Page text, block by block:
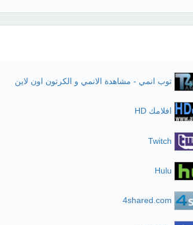
توب انمي - مشاهدة الانمي و الكرتون اون لاين
افلامك HD
Twitch
Hulu
4shared.com